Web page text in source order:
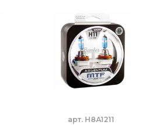
арт. H8A1211